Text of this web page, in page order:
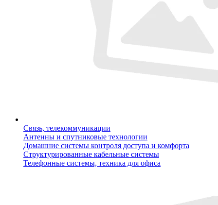
Связь, телекоммуникации
Антенны и спутниковые технологии
Домашние системы контроля доступа и комфорта
Структурированные кабельные системы
Телефонные системы, техника для офиса